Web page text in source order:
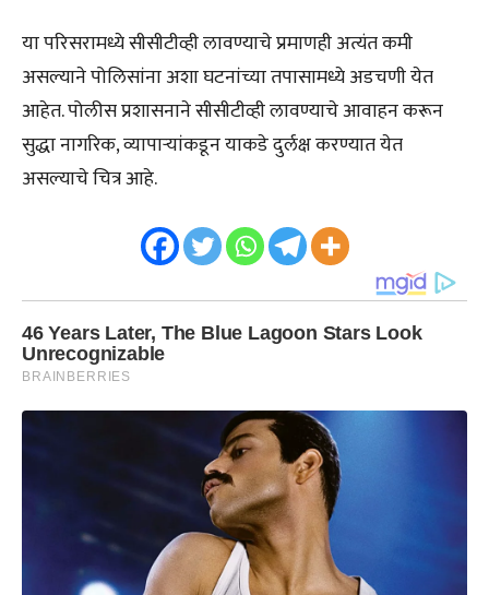
या परिसरामध्ये सीसीटीव्ही लावण्याचे प्रमाणही अत्यंत कमी
असल्याने पोलिसांना अशा घटनांच्या तपासामध्ये अडचणी येत
आहेत. पोलीस प्रशासनाने सीसीटीव्ही लावण्याचे आवाहन करून
सुद्धा नागरिक, व्यापाऱ्यांकडून याकडे दुर्लक्ष करण्यात येत
असल्याचे चित्र आहे.